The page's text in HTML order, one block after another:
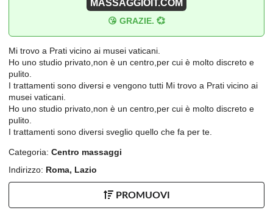
MASSAGGIOIT.COM
😘 GRAZIE. 💞
Mi trovo a Prati vicino ai musei vaticani.
Ho uno studio privato,non è un centro,per cui è molto discreto e
pulito.
I trattamenti sono diversi e vengono tutti Mi trovo a Prati vicino ai
musei vaticani.
Ho uno studio privato,non è un centro,per cui è molto discreto e
pulito.
I trattamenti sono diversi sveglio quello che fa per te.
Categoria: Centro massaggi
Indirizzo: Roma, Lazio
PROMUOVI